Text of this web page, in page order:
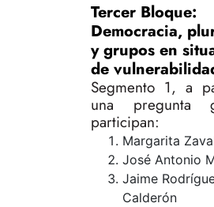
Tercer Bloque:
Democracia,
y grupos en
de
Segmento 1, a
una pregunta
participan:
Margarita
José Antonio
Jaime
Calderón